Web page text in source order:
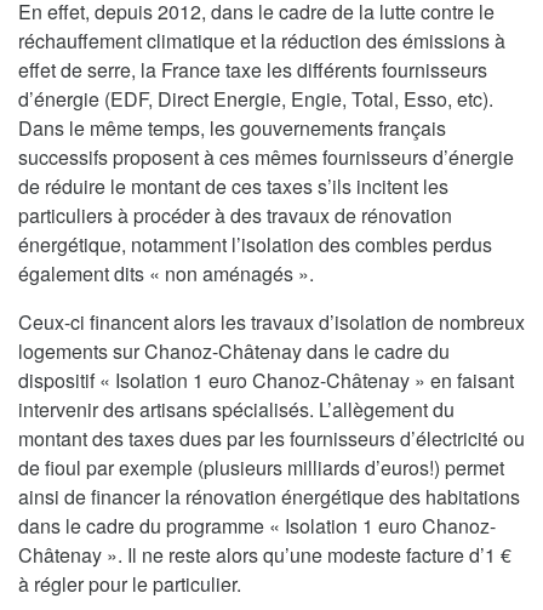
En effet, depuis 2012, dans le cadre de la lutte contre le
réchauffement climatique et la réduction des émissions à
effet de serre, la France taxe les différents fournisseurs
d’énergie (EDF, Direct Energie, Engie, Total, Esso, etc).
Dans le même temps, les gouvernements français
successifs proposent à ces mêmes fournisseurs d’énergie
de réduire le montant de ces taxes s’ils incitent les
particuliers à procéder à des travaux de rénovation
énergétique, notamment l’isolation des combles perdus
également dits « non aménagés ».
Ceux-ci financent alors les travaux d’isolation de nombreux
logements sur Chanoz-Châtenay dans le cadre du
dispositif « Isolation 1 euro Chanoz-Châtenay » en faisant
intervenir des artisans spécialisés. L’allègement du
montant des taxes dues par les fournisseurs d’électricité ou
de fioul par exemple (plusieurs milliards d’euros!) permet
ainsi de financer la rénovation énergétique des habitations
dans le cadre du programme « Isolation 1 euro Chanoz-
Châtenay ». Il ne reste alors qu’une modeste facture d’1 €
à régler pour le particulier.